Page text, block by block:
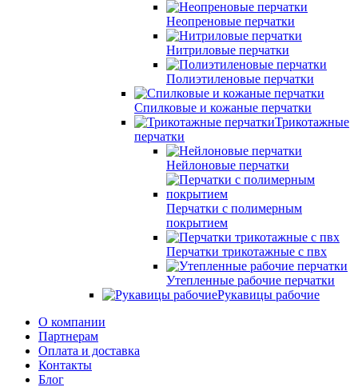
Неопреновые перчатки
Нитриловые перчатки
Полиэтиленовые перчатки
Спилковые и кожаные перчатки
Трикотажные
перчатки
Нейлоновые перчатки
Перчатки с полимерным
покрытием
Перчатки трикотажные с пвх
Утепленные рабочие перчатки
Рукавицы рабочие
О компании
Партнерам
Оплата и доставка
Контакты
Блог